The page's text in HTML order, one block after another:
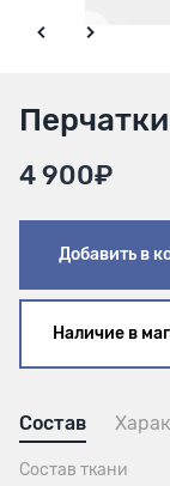
Перчатки
4 900₽
Добавить в
Наличие в
Состав
Состав ткани